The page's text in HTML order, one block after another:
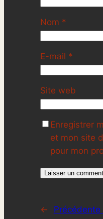
Nom *
E-mail *
Site web
Enregistrer
et mon site
pour mon
← Précédente